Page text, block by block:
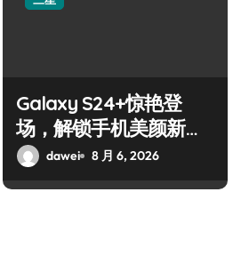
Galaxy S24+惊艳登
场，解锁手机美颜新境
界！dawei 8 月 6, 2026